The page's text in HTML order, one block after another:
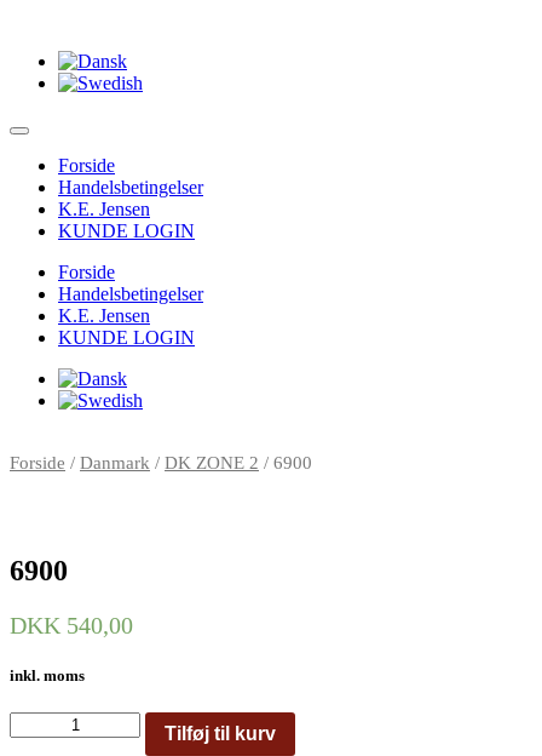
Forside
Handelsbetingelser
K.E. Jensen
KUNDE LOGIN
Forside
Handelsbetingelser
K.E. Jensen
KUNDE LOGIN
Forside / Danmark / DK ZONE 2 / 6900
6900
DKK 540,00
inkl. moms
antal
Tilføj til kurv